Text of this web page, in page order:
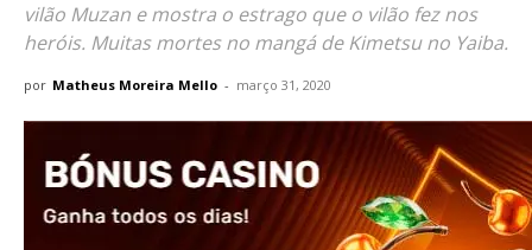
vilão Muzan e mostra o estrago que o vilão fez nos
heróis. Muitas mortes no mangá de Kimetsu no Yaiba.
por Matheus Moreira Mello - março 31, 2020